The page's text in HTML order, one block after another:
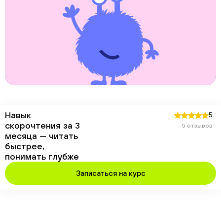
Навык
скорочтения за 3
месяца — читать
быстрее,
понимать глубже
5
5 отзывов
Записаться на курс